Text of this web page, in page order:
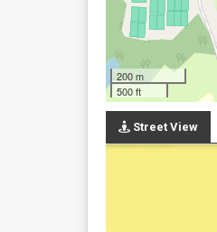
200 m
500 ft
Street View